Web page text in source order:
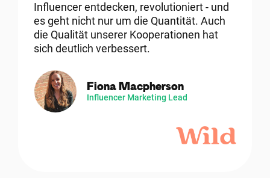
Blog
Influencer entdecken, revolutioniert - und
es geht nicht nur um die Quantität. Auch
die Qualität unserer Kooperationen hat
sich deutlich verbessert.
Fiona Macpherson
Influencer Marketing Lead